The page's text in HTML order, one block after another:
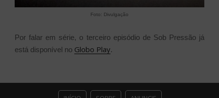
Foto: Divulgação
Por falar em série, o terceiro episódio de Sob Pressão já
está disponível no Globo Play.